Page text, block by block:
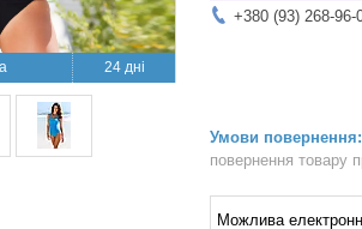
24 дні
+380 (93) 268-96-
повернення товару